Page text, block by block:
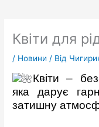
Квіти для
/ Новини / Від
Квіти –
яка дарує
затишну